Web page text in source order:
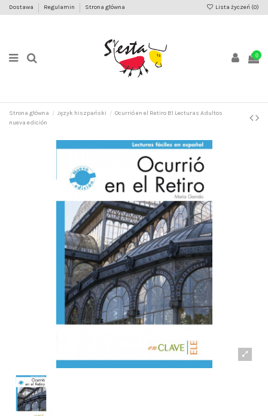
Dostawa Regulamin Strona główna Lista życzeń (0)
0
Strona główna Język hiszpański
Ocurrió en el Retiro B1 Lecturas Adultos
nueva edición